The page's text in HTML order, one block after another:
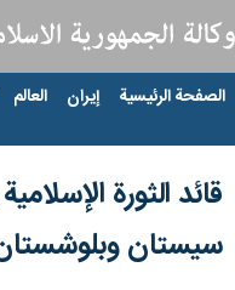
الصفحة الرئيسية إيران العالم
قائد الثورة
سيستان